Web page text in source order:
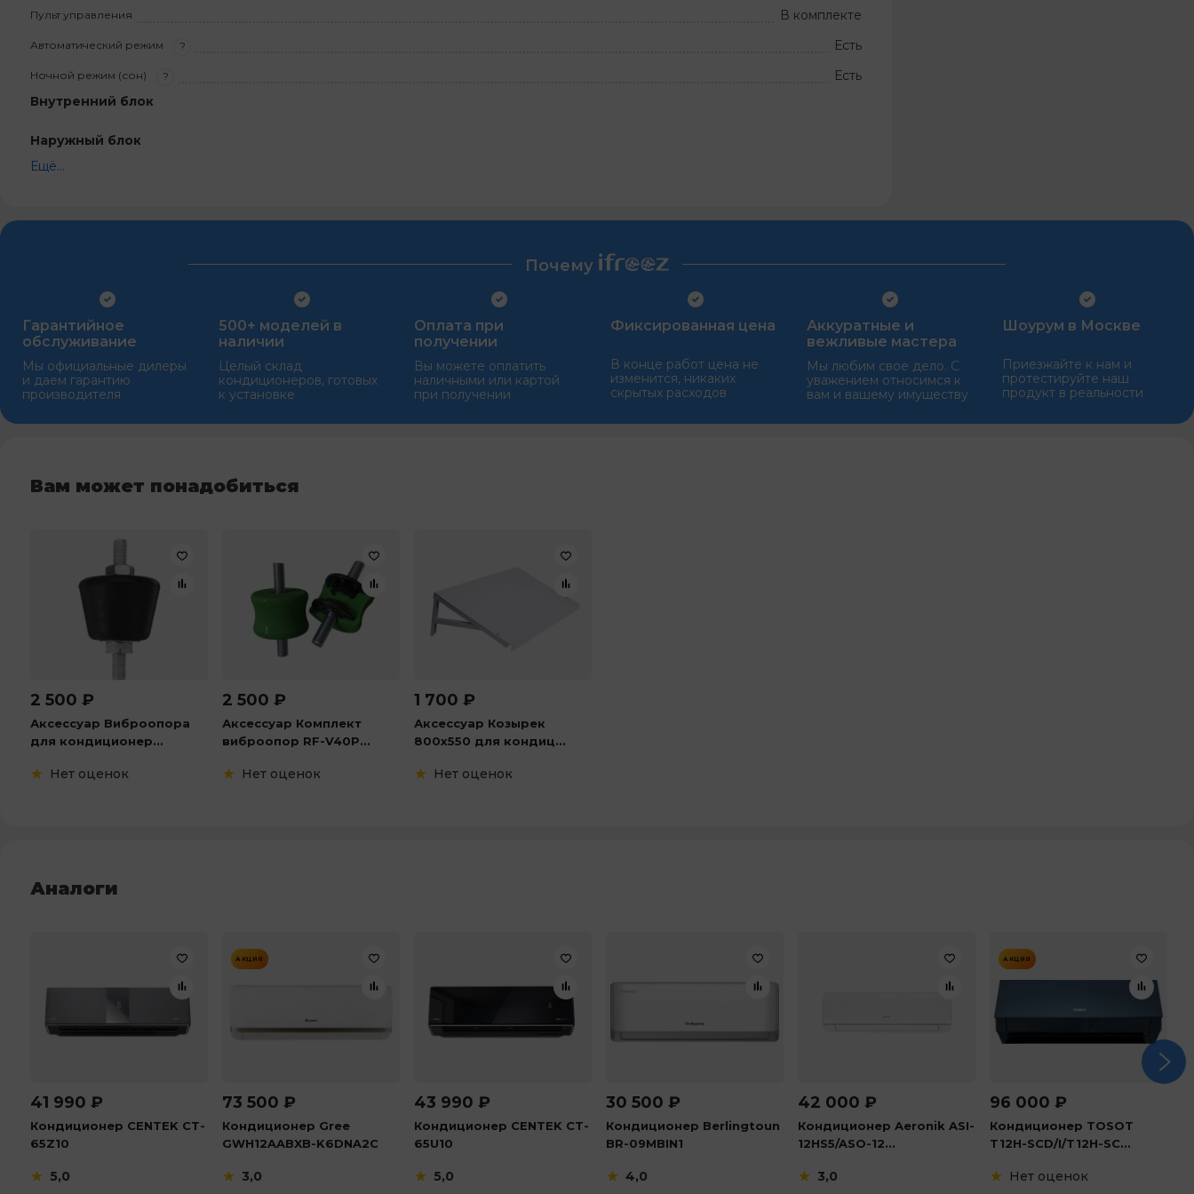
Пульт управления В комплекте
Автоматический режим ? Есть
Ночной режим (сон) ?
Есть
Внутренний блок
Наружный блок
Ещё...
Почему
Гарантийное
обслуживание
Мы официальные дилеры
и даем гарантию
производителя
500+ моделей в
наличии
Целый склад
кондиционеров, готовых
к установке
Оплата при
получении
Вы можете оплатить
наличными или картой
при получении
Фиксированная цена
В конце работ цена не
изменится, никаких
скрытых расходов
Аккуратные и
вежливые мастера
Мы любим свое дело. С
уважением относимся к
вам и вашему имуществу
Шоурум в Москве
Приезжайте к нам и
протестируйте наш
продукт в реальности
Вам может понадобиться
2 500 ₽
Аксессуар Виброопора
для кондиционер...
Нет оценок
2 500 ₽
Аксессуар Комплект
виброопор RF-V40P...
Нет оценок
1 700 ₽
Аксессуар Козырек
800х550 для кондиц...
Нет оценок
Аналоги
41 990 ₽
Кондиционер CENTEK CT-
65Z10
5,0
АКЦИЯ
73 500 ₽
Кондиционер Gree
GWH12AABXB-K6DNA2C
3,0
43 990 ₽
Кондиционер CENTEK CT-
65U10
5,0
30 500 ₽
Кондиционер Berlingtoun
BR-09MBIN1
4,0
42 000 ₽
Кондиционер Aeronik ASI-
12HS5/ASO-12...
3,0
АКЦИЯ
96 000 ₽
Кондиционер TOSOT
T12H-SCD/I/T12H-SC...
Нет оценок